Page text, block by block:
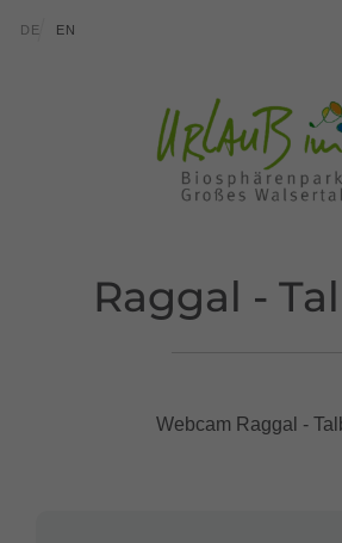
Translations of this page
DE EN
Raggal -
Webcam Raggal -